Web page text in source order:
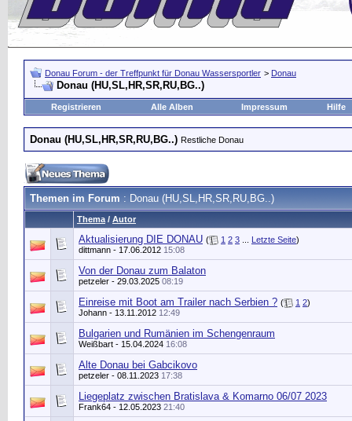
Donau Forum - der Treffpunkt für Donau Wassersportler > Donau
Donau (HU,SL,HR,SR,RU,BG..)
Registrieren Alle Alben Impressum Hilfe
Donau (HU,SL,HR,SR,RU,BG..) Restliche Donau
Themen im Forum : Donau (HU,SL,HR,SR,RU,BG..)
Thema / Autor
Aktualisierung DIE DONAU ( 1 2 3 Letzte Seite)
dittmann - 17.06.2012 15:08
Von der Donau zum Balaton
petzeler - 29.03.2025 08:19
Einreise mit Boot am Trailer nach Serbien ? ( 1 2)
Johann - 13.11.2012 12:49
Bulgarien und Rumänien im Schengenraum
Weißbart - 15.04.2024 16:08
Alte Donau bei Gabcikovo
petzeler - 08.11.2023 17:38
Liegeplatz zwischen Bratislava & Komarno 06/07 2023
Frank64 - 12.05.2023 21:40